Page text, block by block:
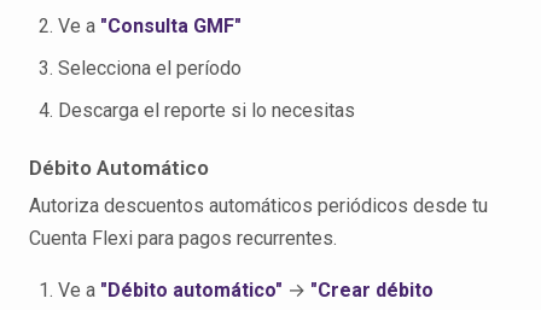
Ve a "Consulta GMF"
Selecciona el período
Descarga el reporte si lo necesitas
Débito Automático
Autoriza descuentos automáticos periódicos desde tu
Cuenta Flexi para pagos recurrentes.
Ve a "Débito automático" → "Crear débito